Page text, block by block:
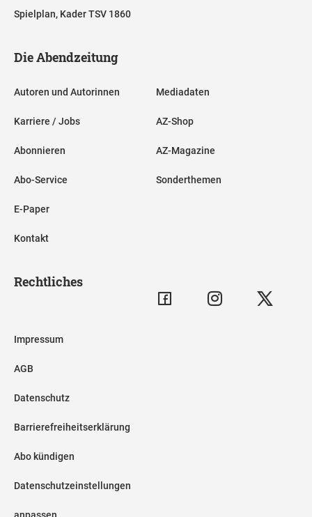
Spielplan, Kader TSV 1860
Die Abendzeitung
Autoren und Autorinnen
Karriere / Jobs
Abonnieren
Abo-Service
E-Paper
Kontakt
Mediadaten
AZ-Shop
AZ-Magazine
Sonderthemen
Rechtliches
Impressum
AGB
Datenschutz
Barrierefreiheitserklärung
Abo kündigen
Datenschutzeinstellungen